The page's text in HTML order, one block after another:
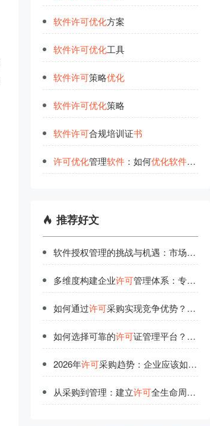
软件许可优化方案
软件许可优化工具
软件许可策略优化
软件许可优化策略
软件许可合规培训证书
许可优化管理软件：如何优化软件许
推荐好文
软件授权管理的挑战与机遇：市场竞争中的制胜法宝
多维度构建企业许可管理体系：专业研发团队的实战分享
如何通过许可采购实现竞争优势？深度解析
如何选择可靠的许可证管理平台？5大标准值得关注
2026年许可采购趋势：企业应该如何提前布局？
从采购到管理：建立许可全生命周期管理体系